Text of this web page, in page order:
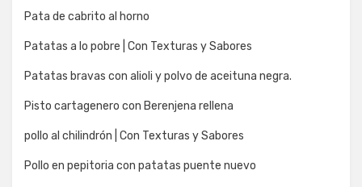
Pata de cabrito al horno
Patatas a lo pobre | Con Texturas y Sabores
Patatas bravas con alioli y polvo de aceituna negra.
Pisto cartagenero con Berenjena rellena
pollo al chilindrón | Con Texturas y Sabores
Pollo en pepitoria con patatas puente nuevo